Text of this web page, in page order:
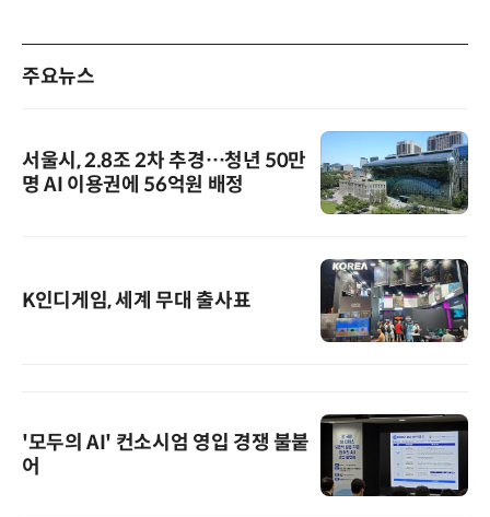
주요뉴스
서울시, 2.8조 2차 추경…청년 50만
명 AI 이용권에 56억원 배정
K인디게임, 세계 무대 출사표
'모두의 AI' 컨소시엄 영입 경쟁 불붙
어